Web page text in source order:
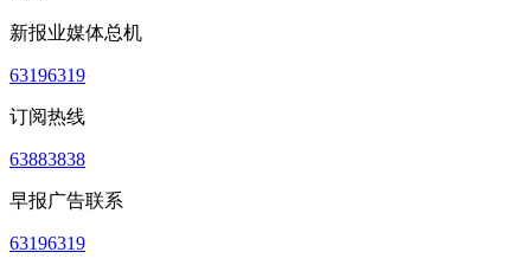
新报业媒体总机
63196319
订阅热线
63883838
早报广告联系
63196319